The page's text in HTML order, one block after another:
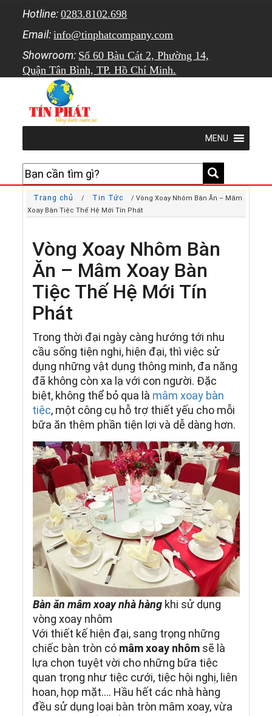
Hotline: 0283.8102.698
Email: info@tinphatcompany.com
Showroom: Số 60 Bàu Cát 2, Phường 14,
Quận Tân Bình, TP. Hồ Chí Minh.
MENU
Trang chủ / Tin Tức
/ Vòng Xoay Nhôm Bàn Ăn – Mâm
Xoay Bàn Tiệc Thế Hệ Mới Tín Phát
Vòng Xoay Nhôm Bàn
Ăn – Mâm Xoay Bàn
Tiệc Thế Hệ Mới Tín
Phát
Trong thời đại ngày càng hướng tới nhu
cầu sống tiện nghi, hiện đại, thì việc sử
dụng những vật dụng thông minh, đa năng
đã không còn xa lạ với con người. Đặc
biệt, không thể bỏ qua là mâm xoay bàn
tiệc, một công cụ hỗ trợ thiết yếu cho mỗi
bữa ăn thêm phần tiện lợi và dễ dàng hơn.
Bàn ăn mâm xoay nhà hàngkhi sử dụng
vòng xoay nhôm
Với thiết kế hiện đại, sang trọng những
chiếc bàn tròn có mâm xoay nhôm sẽ là
lựa chọn tuyệt vời cho những bữa tiệc
quan trọng như tiệc cưới, tiệc hội nghị, liên
hoan, họp mặt…. Hầu hết các nhà hàng
đều sử dụng loại bàn tròn mâm xoay, vừa